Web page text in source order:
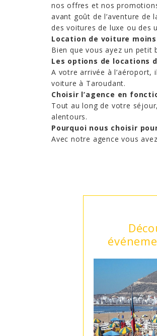
nos offres et nos
avant goût de l’aventure
des voitures de luxe ou des
Location de voiture
Bien que vous ayez un petit
Les options de locations
A votre arrivée à l’aéroport,
voiture à Taroudant.
Choisir l’agence en
Tout au long de votre
alentours.
Pourquoi nous choisir
Avec notre agence vous